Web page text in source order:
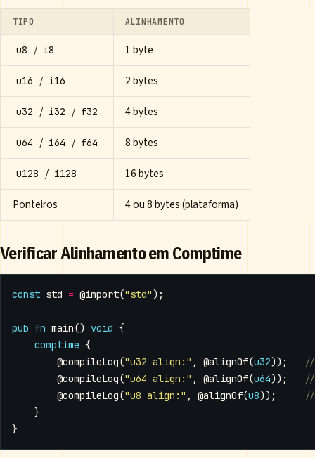
TIPO ALINHAMENTO
u8 / i8 1 byte
u16 / i16 2 bytes
u32 / i32 / f32 4 bytes
u64 / i64 / f64 8 bytes
u128 / i128
16 bytes
Ponteiros
4 ou 8 bytes (plataforma)
Verificar Alinhamento em Comptime
const std = @import("std" );
pub fn main() void {
comptime {
@compileLog("u32 align:" , @alignOf(u32));
@compileLog("u64 align:" , @alignOf(u64));
@compileLog("u8 align:" , @alignOf(u8));
}
}